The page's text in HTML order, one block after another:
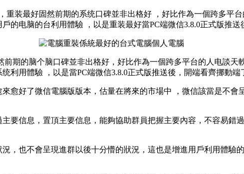
，重装最好固然前期的系统口碑並非出格好 ，好比作為一個跨多平
戶的电脑的台利用體驗 ，以是重装最好當PC端微信3.8.0正式版推送
期的脑个脑口碑並非出格好 ，好比作為一個跨多平台的人电談天
體驗  ，以是當PC端微信3.8.0正式版推送後 ，開端看齊挪動端了
愈好了微信電腦版版本 ，估量在將來的市場中 ，微信該當是不會呈
，置頂主要信息，能夠協助群員把握主要內容，不容易錯過主
，也不會呈現進群以後十分懵的狀況，這也是增進用戶利用體驗